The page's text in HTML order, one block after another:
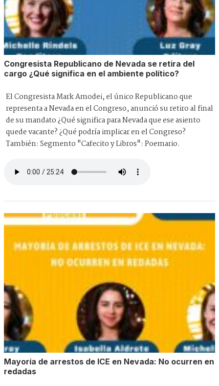
Congresista Republicano de Nevada se retira del
cargo ¿Qué significa en el ambiente político?
El Congresista Mark Amodei, el único Republicano que
representa a Nevada en el Congreso, anunció su retiro al final
de su mandato ¿Qué significa para Nevada que ese asiento
quede vacante? ¿Qué podría implicar en el Congreso?
También: Segmento "Cafecito y Libros": Poemario.
Mayoría de arrestos de ICE en Nevada: No ocurren en
redadas